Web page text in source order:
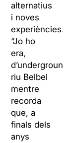
alternatius
i noves
experiències.
“Jo ho
era,
d’underground”,
riu Belbel
mentre
recorda
que, a
finals dels
anys